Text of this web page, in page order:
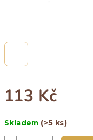
113 Kč
cena:
Skladem (>5 ks)